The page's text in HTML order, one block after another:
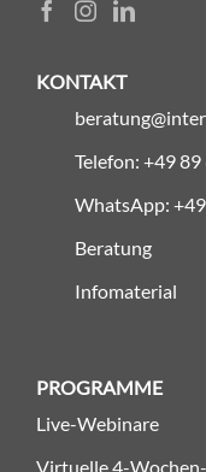
KONTAKT
Telefon: +49
WhatsApp:
Beratung
Infomaterial
PROGRAMME
Live-Webinare
Virtuelle 4-